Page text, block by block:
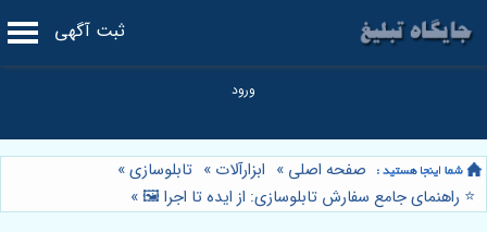
ثبت آگهی
صفحه اصلی » ابزارآلات » تابلوسازی»
⭐️ راهنمای جامع سفارش تابلوسازی: از ایده تا اجرا 🖼️»